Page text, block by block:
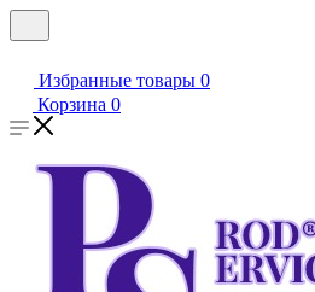
Избранные товары 0
Корзина 0